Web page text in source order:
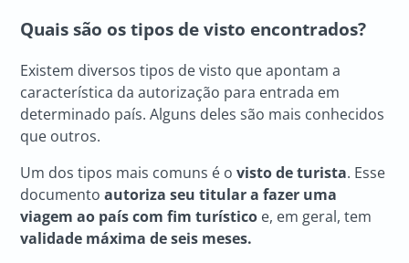
Quais são os tipos de visto encontrados?
Existem diversos tipos de visto que apontam a
característica da autorização para entrada em
determinado país. Alguns deles são mais conhecidos
que outros.
Um dos tipos mais comuns é ovisto de turista. Esse
documento autoriza seu titular a fazer uma
viagem ao país com fim turístico e, em geral, tem
validade máxima de seis meses.